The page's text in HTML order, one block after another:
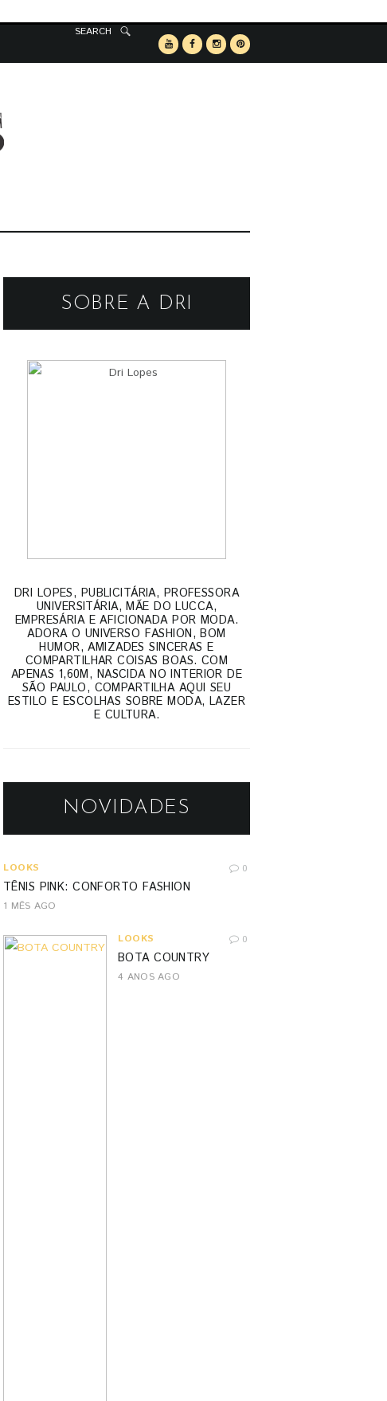
SEARCH
SOBRE A DRI
DRI LOPES, PUBLICITÁRIA, PROFESSORA
UNIVERSITÁRIA, MÃE DO LUCCA,
EMPRESÁRIA E AFICIONADA POR MODA.
ADORA O UNIVERSO FASHION, BOM
HUMOR, AMIZADES SINCERAS E
COMPARTILHAR COISAS BOAS. COM
APENAS 1,60M, NASCIDA NO INTERIOR DE
SÃO PAULO, COMPARTILHA AQUI SEU
ESTILO E ESCOLHAS SOBRE MODA, LAZER
E CULTURA.
NOVIDADES
LOOKS 0
TÊNIS PINK: CONFORTO FASHION
1 MÊS AGO
LOOKS 0
BOTA COUNTRY
4 ANOS AGO